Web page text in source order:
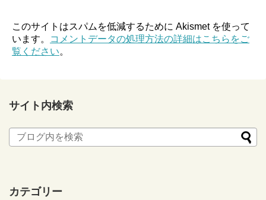
このサイトはスパムを低減するために Akismet を使って
います。
コメントデータの処理方法の詳細はこちらをご
覧ください。
サイト内検索
カテゴリー